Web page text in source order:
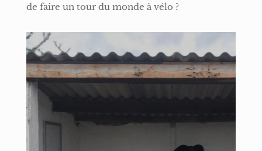
de faire un tour du monde à vélo ?